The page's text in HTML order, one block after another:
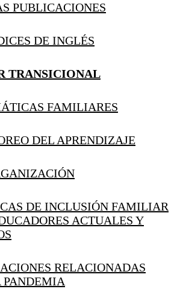
PUBLICACIONES
DE INGLÉS
TRANSICIONAL
FAMILIARES
DEL APRENDIZAJE
DE INCLUSIÓN FAMILIAR
ACTUALES Y
RELACIONADAS
PANDEMIA